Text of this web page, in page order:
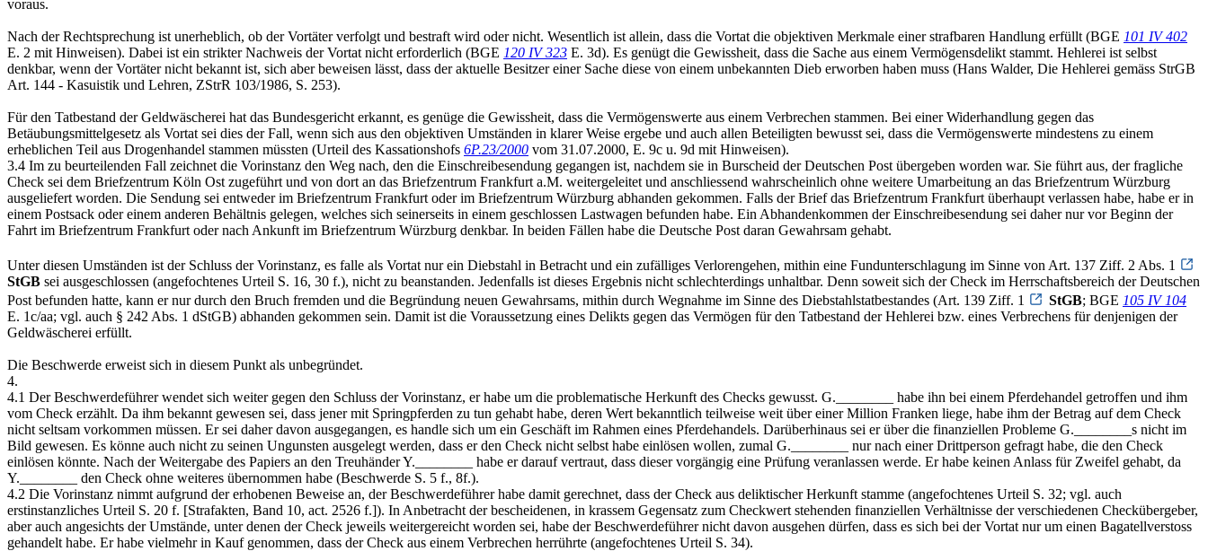
voraus.
Nach der Rechtsprechung ist unerheblich, ob der Vortäter verfolgt und bestraft wird oder nicht. Wesentlich ist allein, dass die Vortat die objektiven Merkmale einer strafbaren Handlung erfüllt (BGE 101 IV 402
E. 2 mit Hinweisen). Dabei ist ein strikter Nachweis der Vortat nicht erforderlich (BGE 120 IV 323 E. 3d). Es genügt die Gewissheit, dass die Sache aus einem Vermögensdelikt stammt. Hehlerei ist selbst
denkbar, wenn der Vortäter nicht bekannt ist, sich aber beweisen lässt, dass der aktuelle Besitzer einer Sache diese von einem unbekannten Dieb erworben haben muss (Hans Walder, Die Hehlerei gemäss StrGB
Art. 144 - Kasuistik und Lehren, ZStrR 103/1986, S. 253).
Für den Tatbestand der Geldwäscherei hat das Bundesgericht erkannt, es genüge die Gewissheit, dass die Vermögenswerte aus einem Verbrechen stammen. Bei einer Widerhandlung gegen das
Betäubungsmittelgesetz als Vortat sei dies der Fall, wenn sich aus den objektiven Umständen in klarer Weise ergebe und auch allen Beteiligten bewusst sei, dass die Vermögenswerte mindestens zu einem
erheblichen Teil aus Drogenhandel stammen müssten (Urteil des Kassationshofs 6P.23/2000 vom 31.07.2000, E. 9c u. 9d mit Hinweisen).
3.4 Im zu beurteilenden Fall zeichnet die Vorinstanz den Weg nach, den die Einschreibesendung gegangen ist, nachdem sie in Burscheid der Deutschen Post übergeben worden war. Sie führt aus, der fragliche
Check sei dem Briefzentrum Köln Ost zugeführt und von dort an das Briefzentrum Frankfurt a.M. weitergeleitet und anschliessend wahrscheinlich ohne weitere Umarbeitung an das Briefzentrum Würzburg
ausgeliefert worden. Die Sendung sei entweder im Briefzentrum Frankfurt oder im Briefzentrum Würzburg abhanden gekommen. Falls der Brief das Briefzentrum Frankfurt überhaupt verlassen habe, habe er in
einem Postsack oder einem anderen Behältnis gelegen, welches sich seinerseits in einem geschlossen Lastwagen befunden habe. Ein Abhandenkommen der Einschreibesendung sei daher nur vor Beginn der
Fahrt im Briefzentrum Frankfurt oder nach Ankunft im Briefzentrum Würzburg denkbar. In beiden Fällen habe die Deutsche Post daran Gewahrsam gehabt.
Unter diesen Umständen ist der Schluss der Vorinstanz, es falle als Vortat nur ein Diebstahl in Betracht und ein zufälliges Verlorengehen, mithin eine Fundunterschlagung im Sinne von Art. 137 Ziff. 2 Abs. 1
StGB sei ausgeschlossen (angefochtenes Urteil S. 16, 30 f.), nicht zu beanstanden. Jedenfalls ist dieses Ergebnis nicht schlechterdings unhaltbar. Denn soweit sich der Check im Herrschaftsbereich der Deutschen
Post befunden hatte, kann er nur durch den Bruch fremden und die Begründung neuen Gewahrsams, mithin durch Wegnahme im Sinne des Diebstahlstatbestandes (Art. 139 Ziff. 1
StGB; BGE 105 IV 104
E. 1c/aa; vgl. auch § 242 Abs. 1 dStGB) abhanden gekommen sein. Damit ist die Voraussetzung eines Delikts gegen das Vermögen für den Tatbestand der Hehlerei bzw. eines Verbrechens für denjenigen der
Geldwäscherei erfüllt.
Die Beschwerde erweist sich in diesem Punkt als unbegründet.
4.
4.1 Der Beschwerdeführer wendet sich weiter gegen den Schluss der Vorinstanz, er habe um die problematische Herkunft des Checks gewusst. G.________ habe ihn bei einem Pferdehandel getroffen und ihm
vom Check erzählt. Da ihm bekannt gewesen sei, dass jener mit Springpferden zu tun gehabt habe, deren Wert bekanntlich teilweise weit über einer Million Franken liege, habe ihm der Betrag auf dem Check
nicht seltsam vorkommen müssen. Er sei daher davon ausgegangen, es handle sich um ein Geschäft im Rahmen eines Pferdehandels. Darüberhinaus sei er über die finanziellen Probleme G.________s nicht im
Bild gewesen. Es könne auch nicht zu seinen Ungunsten ausgelegt werden, dass er den Check nicht selbst habe einlösen wollen, zumal G.________ nur nach einer Drittperson gefragt habe, die den Check
einlösen könnte. Nach der Weitergabe des Papiers an den Treuhänder Y.________ habe er darauf vertraut, dass dieser vorgängig eine Prüfung veranlassen werde. Er habe keinen Anlass für Zweifel gehabt, da
Y.________ den Check ohne weiteres übernommen habe (Beschwerde S. 5 f., 8f.).
4.2 Die Vorinstanz nimmt aufgrund der erhobenen Beweise an, der Beschwerdeführer habe damit gerechnet, dass der Check aus deliktischer Herkunft stamme (angefochtenes Urteil S. 32; vgl. auch
erstinstanzliches Urteil S. 20 f. [Strafakten, Band 10, act. 2526 f.]). In Anbetracht der bescheidenen, in krassem Gegensatz zum Checkwert stehenden finanziellen Verhältnisse der verschiedenen Checkübergeber,
aber auch angesichts der Umstände, unter denen der Check jeweils weitergereicht worden sei, habe der Beschwerdeführer nicht davon ausgehen dürfen, dass es sich bei der Vortat nur um einen Bagatellverstoss
gehandelt habe. Er habe vielmehr in Kauf genommen, dass der Check aus einem Verbrechen herrührte (angefochtenes Urteil S. 34).